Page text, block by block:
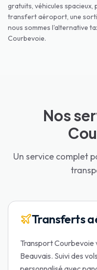
gratuits, véhicules spacieux,
transfert aéroport, une
nous sommes l'alternative
Courbevoie.
Nos
Un service complet
Transferts
Transport Courbevoie
Beauvais. Suivi des